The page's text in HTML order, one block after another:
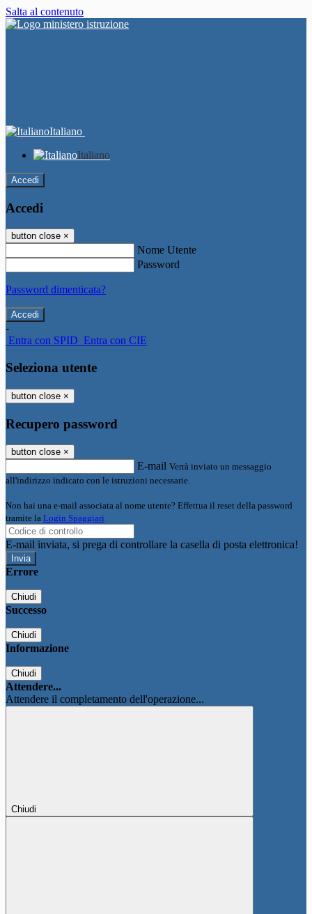
Salta al contenuto
Italiano
Italiano
Accedi
Accedi
button close ×
Nome Utente
Password
Password dimenticata?
-
Entra con SPID Entra con CIE
Seleziona utente
button close ×
Recupero password
button close ×
E-mail Verrà inviato un messaggio
all'indirizzo indicato con le istruzioni necessarie.
Non hai una e-mail associata al nome utente? Effettua il reset della password
tramite la Login Spaggiari
E-mail inviata, si prega di controllare la casella di posta elettronica!
Errore
Chiudi
Successo
Chiudi
Informazione
Chiudi
Attendere...
Attendere il completamento dell'operazione...
Chiudi